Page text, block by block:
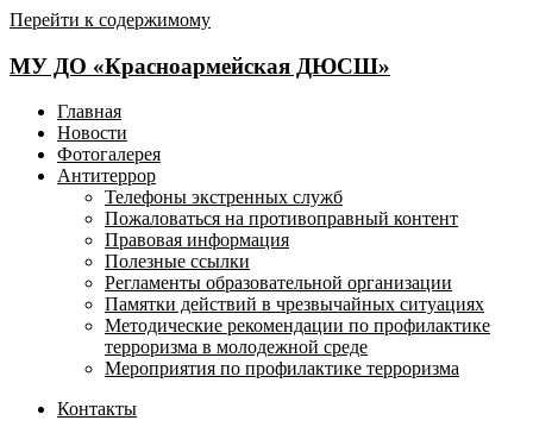
Перейти к содержимому
МУ ДО «Красноармейская ДЮСШ»
Главная
Новости
Фотогалерея
Антитеррор
Телефоны экстренных служб
Пожаловаться на противоправный контент
Правовая информация
Полезные ссылки
Регламенты образовательной организации
Памятки действий в чрезвычайных ситуациях
Методические рекомендации по профилактике
терроризма в молодежной среде
Мероприятия по профилактике терроризма
Контакты